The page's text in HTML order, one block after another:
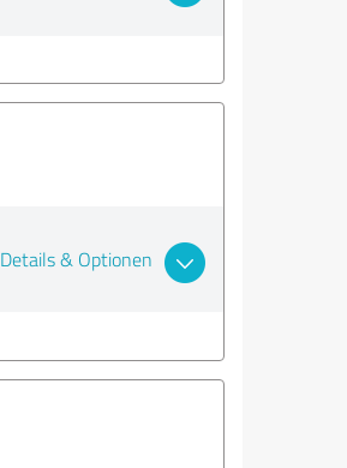
Details & Optionen